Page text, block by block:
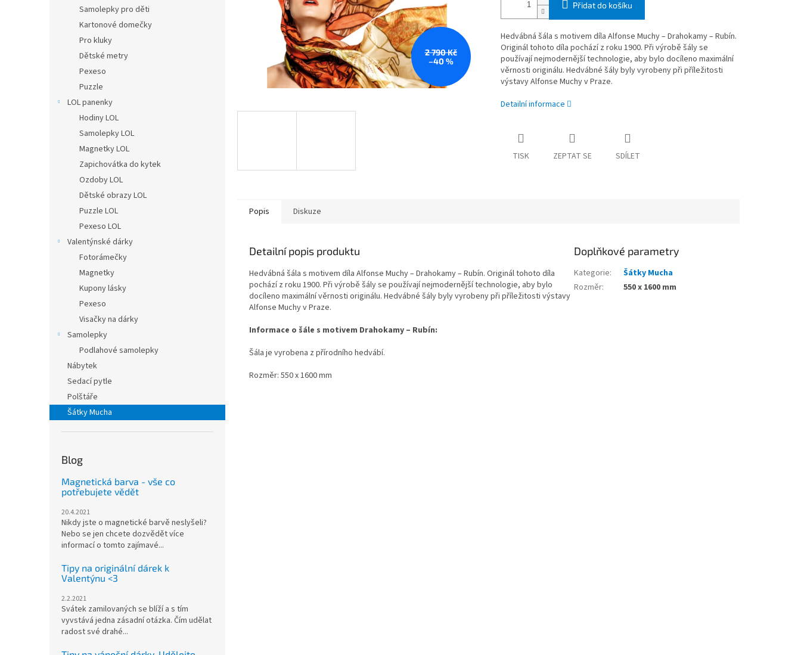
Samolepky pro děti
Kartonové domečky
Pro kluky
Dětské metry
Pexeso
Puzzle
LOL panenky
Hodiny LOL
Samolepky LOL
Magnetky LOL
Zapichovátka do kytek
Ozdoby LOL
Dětské obrazy LOL
Puzzle LOL
Pexeso LOL
Valentýnské dárky
Fotorámečky
Magnetky
Kupony lásky
Pexeso
Visačky na dárky
Samolepky
Podlahové samolepky
Nábytek
Sedací pytle
Polštáře
Šátky Mucha
Blog
Magnetická barva - vše co
potřebujete vědět
20.4.2021
Nikdy jste o magnetické barvě neslyšeli?
Nebo se jen chcete dozvědět více
informací o tomto zajímavé...
Tipy na originální dárek k
Valentýnu <3
2.2.2021
Svátek zamilovaných se blíží a s tím
vyvstává jedna zásadní otázka. Čím udělat
radost své drahé...
2 790 Kč
–40 %
Přidat do košíku
Hedvábná šála s motivem díla Alfonse Muchy – Drahokamy–Rubín.
Originál tohoto díla pochází z roku 1900. Při výrobě šály se
používají nejmodernější technologie, aby bylo docíleno maximální
věrnosti originálu. Hedvábné šály byly vyrobeny při příležitosti
výstavy Alfonse Muchy v Praze.
Detailní informace
TISK ZEPTAT SE SDÍLET
Popis Diskuze
Detailní popis produktu
Hedvábná šála s motivem díla Alfonse Muchy – Drahokamy–Rubín. Originál tohoto díla
pochází z roku 1900. Při výrobě šály se používají nejmodernější technologie, aby bylo
docíleno maximální věrnosti originálu. Hedvábné šály byly vyrobeny při příležitosti výstavy
Alfonse Muchy v Praze.
Informace o šále s motivem Drahokamy – Rubín:
Šála je vyrobena z přírodního hedvábí.
Rozměr: 550 x 1600 mm
Doplňkové parametry
Kategorie:
Šátky Mucha
Rozměr: 550 x 1600 mm